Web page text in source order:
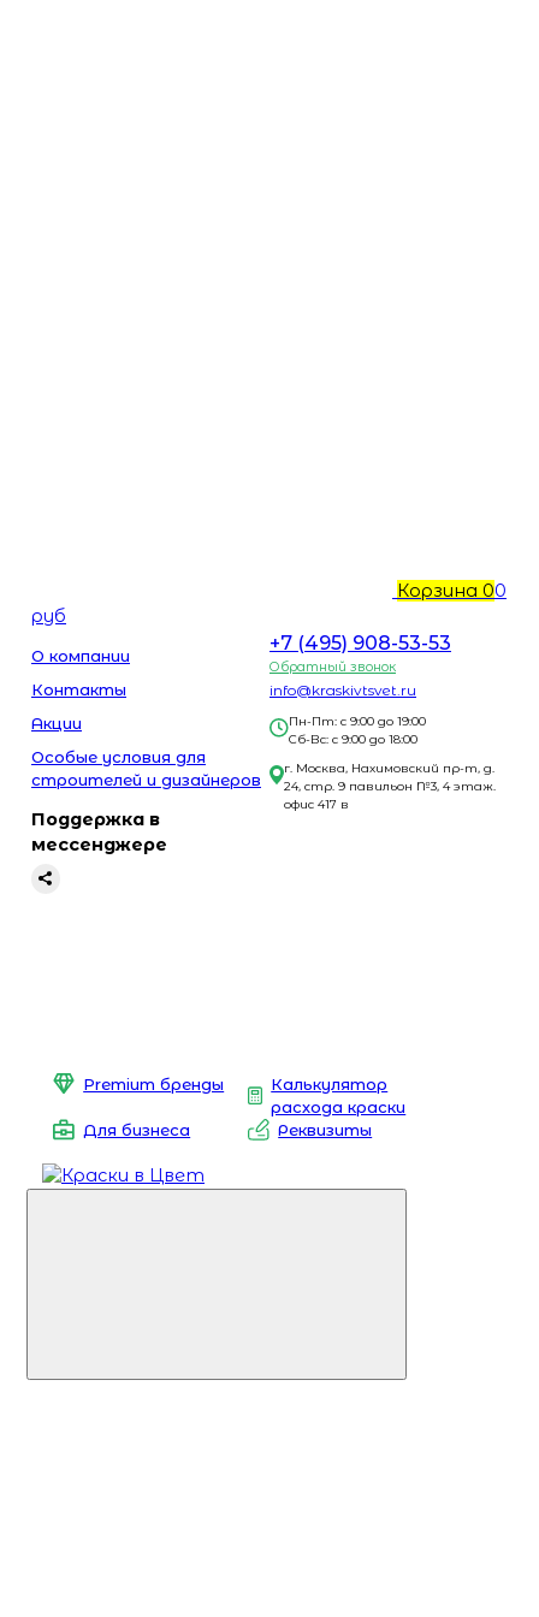
Корзина 00
руб
О компании
Контакты
Акции
Особые условия для
строителей и дизайнеров
Поддержка в
мессенджере
+7 (495) 908-53-53
Обратный звонок
info@kraskivtsvet.ru
Пн-Пт: с 9:00 до 19:00
Сб-Вс: с 9:00 до 18:00
г. Москва, Нахимовский пр-т, д.
24, стр. 9 павильон №3, 4 этаж.
офис 417 в
Premium бренды
Калькулятор
расхода краски
Для бизнеса
Реквизиты